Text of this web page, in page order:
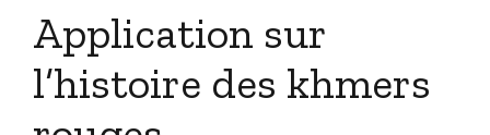
Application sur
l’histoire des khmers